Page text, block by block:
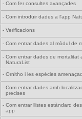
- Com fer consultes avançades
- Com introduir dades a l'app
- Verificacions
- Com entrar dades al mòdul de
- Com entrar dades de mortalitat
NaturaList
- Ornitho i les espècies
- Com entrar dades amb
precises
- Com entrar llistes estàndard
app